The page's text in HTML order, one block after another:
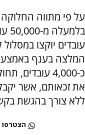
על פי מתווה
עובדים יוקצו
המלצה בענף
כ-4,000
את זכאותם, אשר
ללא צורך בהגשת
הצטרפו